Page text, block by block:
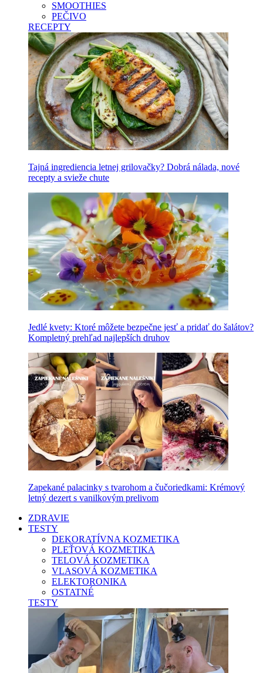
SMOOTHIES
PEČIVO
RECEPTY
Tajná ingrediencia letnej grilovačky? Dobrá nálada, nové
recepty a svieže chute
Jedlé kvety: Ktoré môžete bezpečne jesť a pridať do šalátov?
Kompletný prehľad najlepších druhov
Zapekané palacinky s tvarohom a čučoriedkami: Krémový
letný dezert s vanilkovým prelivom
ZDRAVIE
TESTY
DEKORATÍVNA KOZMETIKA
PLEŤOVÁ KOZMETIKA
TELOVÁ KOZMETIKA
VLASOVÁ KOZMETIKA
ELEKTORONIKA
OSTATNÉ
TESTY